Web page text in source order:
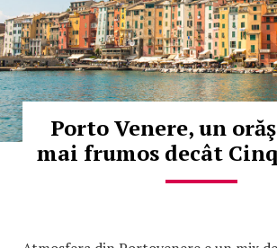
Porto Venere, un
mai frumos decât